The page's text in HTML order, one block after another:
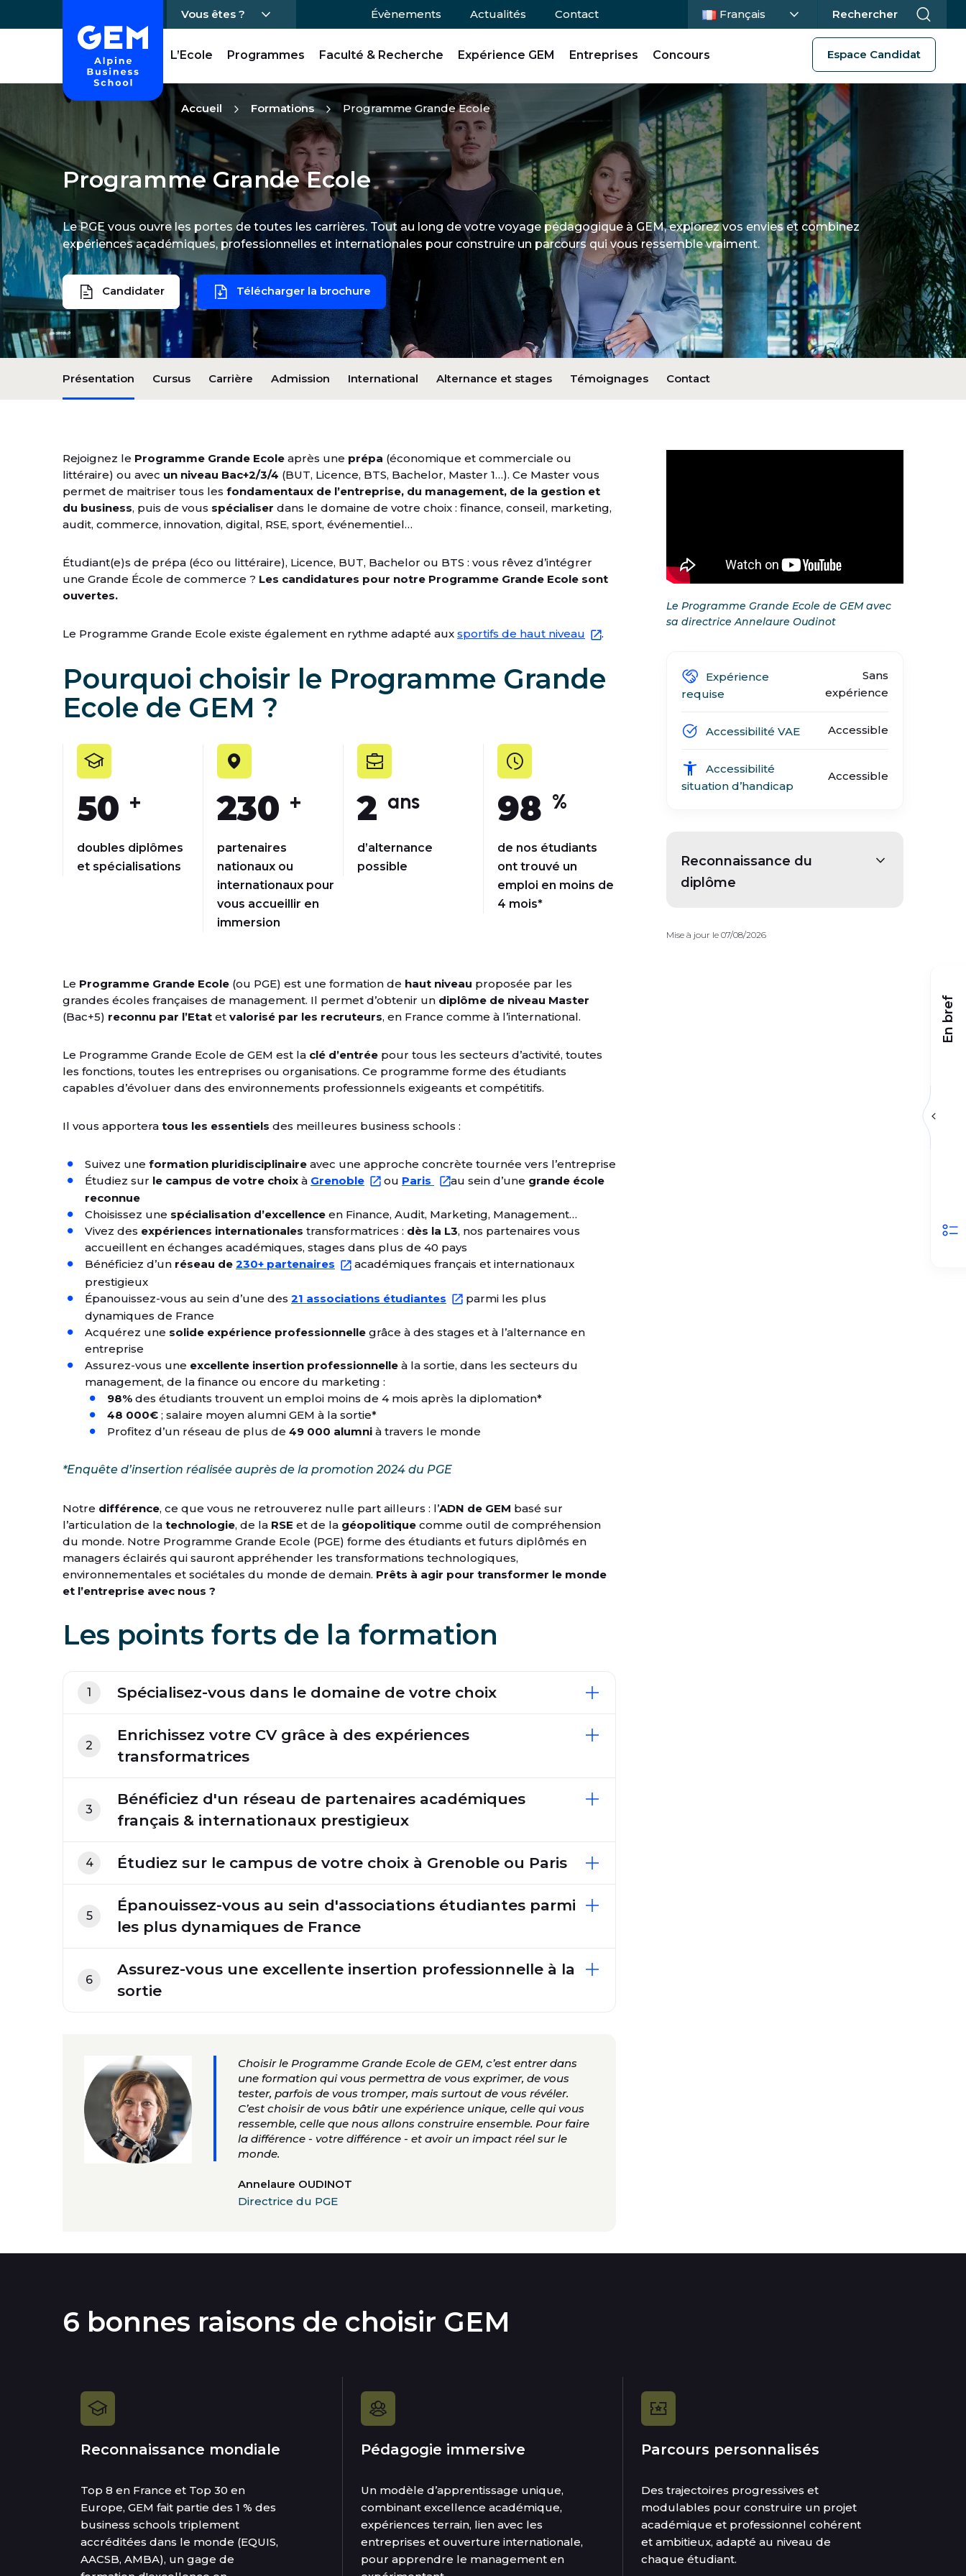
Passer directement au contenu
Accueil - GEM
Vous êtes ? Évènements Actualités Contact Langue actuelle :
Français Rechercher
L’Ecole Programmes Faculté & Recherche Expérience GEM Entreprises Concours Espace Candidat
Accueil Formations Programme Grande Ecole
Programme Grande Ecole
Le PGE vous ouvre les portes de toutes les carrières. Tout au long de votre voyage pédagogique à GEM, explorez vos envies et combinez
expériences académiques, professionnelles et internationales pour construire un parcours qui vous ressemble vraiment.
Candidater Télécharger la brochure
En bref
Présentation Cursus Carrière Admission International Alternance et stages Témoignages Contact
Rejoignez le Programme Grande Ecole après une prépa (économique et commerciale ou
littéraire) ou avec un niveau Bac+2/3/4 (BUT, Licence, BTS, Bachelor, Master 1…). Ce Master vous
permet de maitriser tous les fondamentaux de l’entreprise, du management, de la gestion et
du business, puis de vous spécialiser dans le domaine de votre choix : finance, conseil, marketing,
audit, commerce, innovation, digital, RSE, sport, événementiel…
Étudiant(e)s de prépa (éco ou littéraire), Licence, BUT, Bachelor ou BTS : vous rêvez d’intégrer
une Grande École de commerce ? Les candidatures pour notre Programme Grande Ecole sont
ouvertes.
Le Programme Grande Ecole existe également en rythme adapté aux sportifs de haut niveau .
Pourquoi choisir le Programme Grande
Ecole de GEM ?
50 +
doubles diplômes
et spécialisations
230 +
partenaires
nationaux ou
internationaux pour
vous accueillir en
immersion
2 ans
d’alternance
possible
98 %
de nos étudiants
ont trouvé un
emploi en moins de
4 mois*
Le Programme Grande Ecole (ou PGE) est une formation de haut niveau proposée par les
grandes écoles françaises de management. Il permet d’obtenir un diplôme de niveau Master
(Bac+5) reconnu par l’Etat et valorisé par les recruteurs, en France comme à l’international.
Le Programme Grande Ecole de GEM est la clé d’entrée pour tous les secteurs d’activité, toutes
les fonctions, toutes les entreprises ou organisations. Ce programme forme des étudiants
capables d’évoluer dans des environnements professionnels exigeants et compétitifs.
Il vous apportera tous les essentiels des meilleures business schools :
Suivez une formation pluridisciplinaire avec une approche concrète tournée vers l’entreprise
Étudiez sur le campus de votre choix à Grenoble ou Paris au sein d’une grande école
reconnue
Choisissez une spécialisation d’excellence en Finance, Audit, Marketing, Management…
Vivez des expériences internationales transformatrices : dès la L3, nos partenaires vous
accueillent en échanges académiques, stages dans plus de 40 pays
Bénéficiez d’un réseau de 230+ partenaires
académiques français et internationaux
prestigieux
Épanouissez-vous au sein d’une des 21 associations étudiantes
parmi les plus
dynamiques de France
Acquérez une solide expérience professionnelle grâce à des stages et à l’alternance en
entreprise
Assurez-vous une excellente insertion professionnelle à la sortie, dans les secteurs du
management, de la finance ou encore du marketing :
98% des étudiants trouvent un emploi moins de 4 mois après la diplomation*
48 000€ ; salaire moyen alumni GEM à la sortie*
Profitez d’un réseau de plus de 49 000 alumni à travers le monde
*Enquête d’insertion réalisée auprès de la promotion 2024 du PGE
Notre différence, ce que vous ne retrouverez nulle part ailleurs : l’ADN de GEM basé sur
l’articulation de la technologie, de la RSE et de la géopolitique comme outil de compréhension
du monde. Notre Programme Grande Ecole (PGE) forme des étudiants et futurs diplômés en
managers éclairés qui sauront appréhender les transformations technologiques,
environnementales et sociétales du monde de demain. Prêts à agir pour transformer le monde
et l’entreprise avec nous ?
Les points forts de la formation
1 Spécialisez-vous dans le domaine de votre choix
2
Enrichissez votre CV grâce à des expériences
transformatrices
3
Bénéficiez d'un réseau de partenaires académiques
français & internationaux prestigieux
4 Étudiez sur le campus de votre choix à Grenoble ou Paris
5
Épanouissez-vous au sein d'associations étudiantes parmi
les plus dynamiques de France
6
Assurez-vous une excellente insertion professionnelle à la
sortie
Choisir le Programme Grande Ecole de GEM, c’est entrer dans
une formation qui vous permettra de vous exprimer, de vous
tester, parfois de vous tromper, mais surtout de vous révéler.
C’est choisir de vous bâtir une expérience unique, celle qui vous
ressemble, celle que nous allons construire ensemble. Pour faire
la différence - votre différence - et avoir un impact réel sur le
monde.
Annelaure OUDINOT
Directrice du PGE
Le Programme Grande Ecole de GEM avec
sa directrice Annelaure Oudinot
Expérience
requise
Sans
expérience
Accessibilité VAE Accessible
Accessibilité
situation d’handicap
Accessible
Reconnaissance du
diplôme
Mise à jour le 07/08/2026
6 bonnes raisons de choisir GEM
Reconnaissance mondiale
Top 8 en France et Top 30 en
Europe, GEM fait partie des 1 % des
business schools triplement
accréditées dans le monde (EQUIS,
AACSB, AMBA), un gage de
Pédagogie immersive
Un modèle d’apprentissage unique,
combinant excellence académique,
expériences terrain, lien avec les
entreprises et ouverture internationale,
pour apprendre le management en
Parcours personnalisés
Des trajectoires progressives et
modulables pour construire un projet
académique et professionnel cohérent
et ambitieux, adapté au niveau de
chaque étudiant.